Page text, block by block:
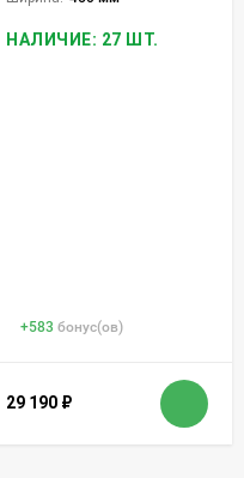
НАЛИЧИЕ: 27 ШТ.
+583 бонус(ов)
29 190 ₽